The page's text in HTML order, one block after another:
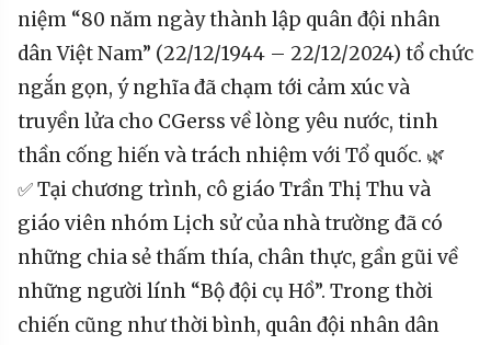
niệm “80 năm ngày thành lập quân đội nhân
dân Việt Nam” (22/12/1944 – 22/12/2024) tổ chức
ngắn gọn, ý nghĩa đã chạm tới cảm xúc và
truyền lửa cho CGerss về lòng yêu nước, tinh
thần cống hiến và trách nhiệm với Tổ quốc. 🌿
✅ Tại chương trình, cô giáo Trần Thị Thu và
giáo viên nhóm Lịch sử của nhà trường đã có
những chia sẻ thấm thía, chân thực, gần gũi về
những người lính “Bộ đội cụ Hồ”. Trong thời
chiến cũng như thời bình, quân đội nhân dân